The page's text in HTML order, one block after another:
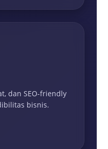
dan SEO-friendly
bisnis.